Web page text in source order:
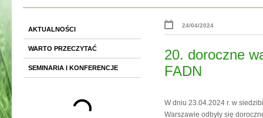
AKTUALNOŚCI
WARTO PRZECZYTAĆ
SEMINARIA I KONFERENCJE
24/04/2024
20. doroczne
FADN
W dniu 23.04.2024 r. w
Warszawie odbyły się